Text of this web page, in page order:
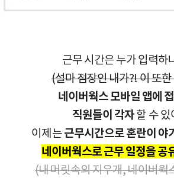
근무 시간은 누가 입력하
(설마 점장인 내가?! 이 또
네이버웍스 모바일 앱에
직원들이 각자할 수 있
이제는근무시간으로 혼란이 야
네이버웍스로 근무 일정을 공
(내 머릿속의 지우개, 네이버